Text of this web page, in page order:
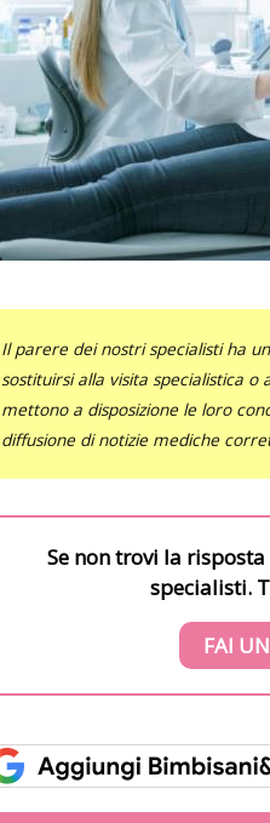
Il parere dei nostri specialisti ha
sostituirsi alla visita specialistica
mettono a disposizione le loro
diffusione di notizie mediche
Se non trovi la
specialisti.
FAI